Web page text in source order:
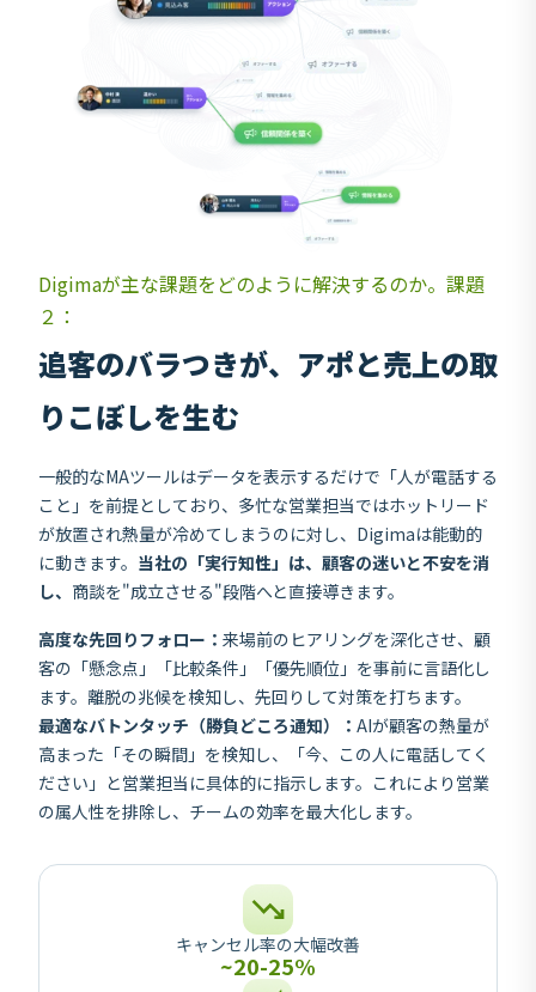
Digimaが主な課題をどのように解決するのか。課題
２：
追客のバラつきが、アポと売上の取
りこぼしを生む
一般的なMAツールはデータを表示するだけで「人が電話する
こと」を前提としており、多忙な営業担当ではホットリード
が放置され熱量が冷めてしまうのに対し、Digimaは能動的
に動きます。 当社の「実行知性」は、顧客の迷いと不安を消
し、 商談を"成立させる"段階へと直接導きます。
高度な先回りフォロー： 来場前のヒアリングを深化させ、顧
客の「懸念点」「比較条件」「優先順位」を事前に言語化し
ます。離脱の兆候を検知し、先回りして対策を打ちます。
最適なバトンタッチ（勝負どころ通知）： AIが顧客の熱量が
高まった「その瞬間」を検知し、「今、この人に電話してく
ださい」と営業担当に具体的に指示します。これにより営業
の属人性を排除し、チームの効率を最大化します。
キャンセル率の大幅改善
~20-25%